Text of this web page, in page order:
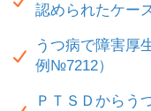
認められたケー
うつ病で障害厚
例№7212）
ＰＴＳＤからう